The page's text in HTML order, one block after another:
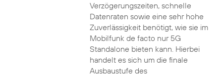
Verzögerungszeiten, schnelle
Datenraten sowie eine sehr hohe
Zuverlässigkeit benötigt, wie sie im
Mobilfunk de facto nur 5G
Standalone bieten kann. Hierbei
handelt es sich um die finale
Ausbaustufe des